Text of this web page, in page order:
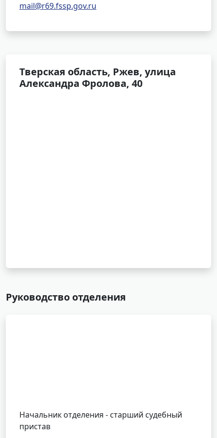
mail@r69.fssp.gov.ru
Тверская область, Ржев, улица
Александра Фролова, 40
Руководство отделения
Начальник отделения - старший судебный
пристав